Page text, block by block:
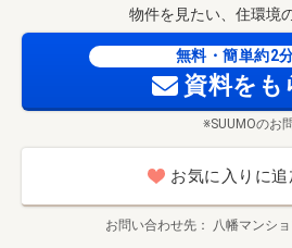
物件を見たい、住環境
無料・簡単約2
資料をも
※SUUMOのお
お気に入りに追
お問い合わせ先 八幡マンシ